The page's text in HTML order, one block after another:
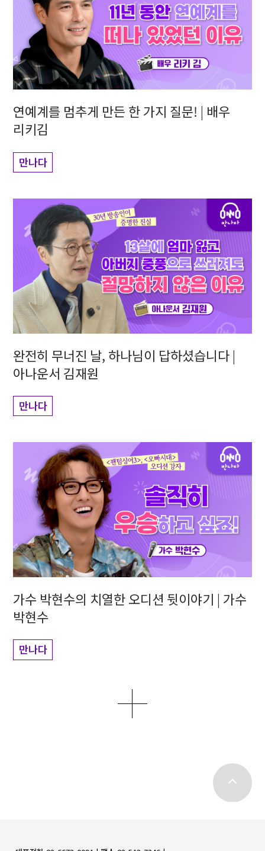
연예계를 멈추게 만든 한 가지 질문! | 배우
리키김
만나다
완전히 무너진 날, 하나님이 답하셨습니다 |
아나운서 김재원
만나다
가수 박현수의 치열한 오디션 뒷이야기 | 가수
박현수
만나다